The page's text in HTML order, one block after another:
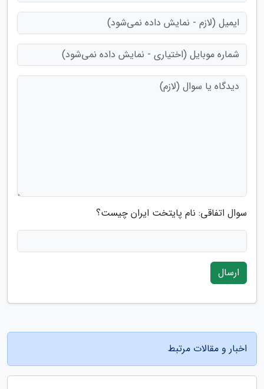
سوال اتفاقی: نام پایتخت ایران چیست؟
ارسال
اخبار و مقالات مرتبط